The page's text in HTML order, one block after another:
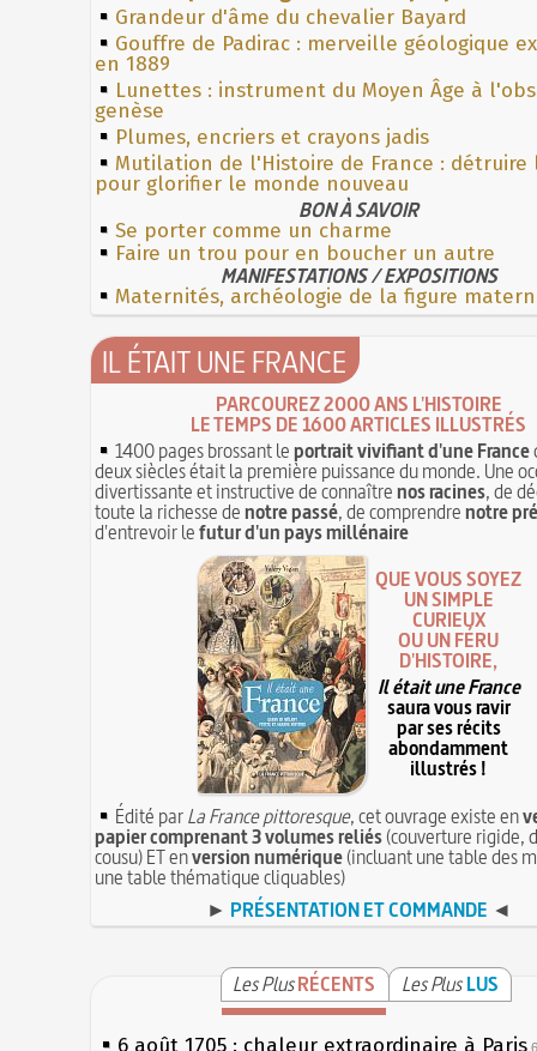
Grandeur d'âme du chevalier Bayard
Gouffre de Padirac : merveille géologique
en 1889
Lunettes : instrument du Moyen Âge à
genèse
Plumes, encriers et crayons jadis
Mutilation de l'Histoire de France : détruire
pour glorifier le monde nouveau
BON À SAVOIR
Se porter comme un charme
Faire un trou pour en boucher un autre
MANIFESTATIONS / EXPOSITIONS
Maternités, archéologie de la figure
IL ÉTAIT UNE FRANCE
PARCOUREZ 2000 ANS L'HISTOIRE
LE TEMPS DE 1600 ARTICLES ILLUSTRÉS
1400 pages brossant leportrait vivifiant d'une France
deux siècles était la première puissance du monde. Une
divertissante et instructive de connaîtrenos racines, de
toute la richesse denotre passé, de comprendrenotre
d'entrevoir lefutur d'un pays millénaire
QUE VOUS SOYEZ
UN SIMPLE
CURIEUX
OU UN FÉRU
D'HISTOIRE,
Il était une France
saura vous ravir
par ses récits
abondamment
illustrés !
Édité parLa France pittoresque, cet ouvrage existe en
papier comprenant 3 volumes reliés(couverture rigide,
cousu) ET enversion numérique(incluant une table des
une table thématique cliquables)
► PRÉSENTATION ET COMMANDE ◄
Les PlusRÉCENTS Les Plus LUS
6 août 1705 : chaleur extraordinaire à Paris